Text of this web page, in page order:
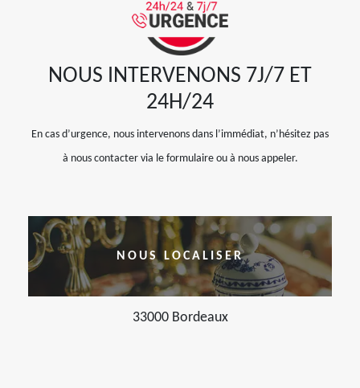
NOUS INTERVENONS 7J/7 ET
24H/24
En cas d’urgence, nous intervenons dans l’immédiat, n’hésitez pas
à nous contacter via le formulaire ou à nous appeler.
NOUS LOCALISER
33000 Bordeaux